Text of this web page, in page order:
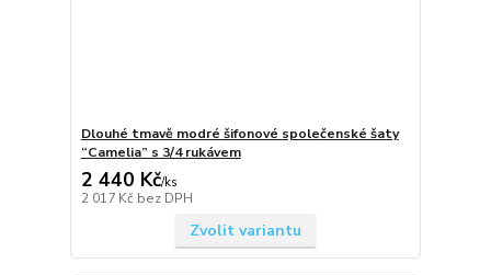
Dlouhé tmavě modré šifonové společenské šaty
“Camelia” s 3/4 rukávem
2 440 Kč/ks
2 017 Kč bez DPH
Zvolit variantu